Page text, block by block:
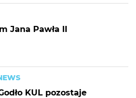
Jana Pawła II
KUL pozostaje